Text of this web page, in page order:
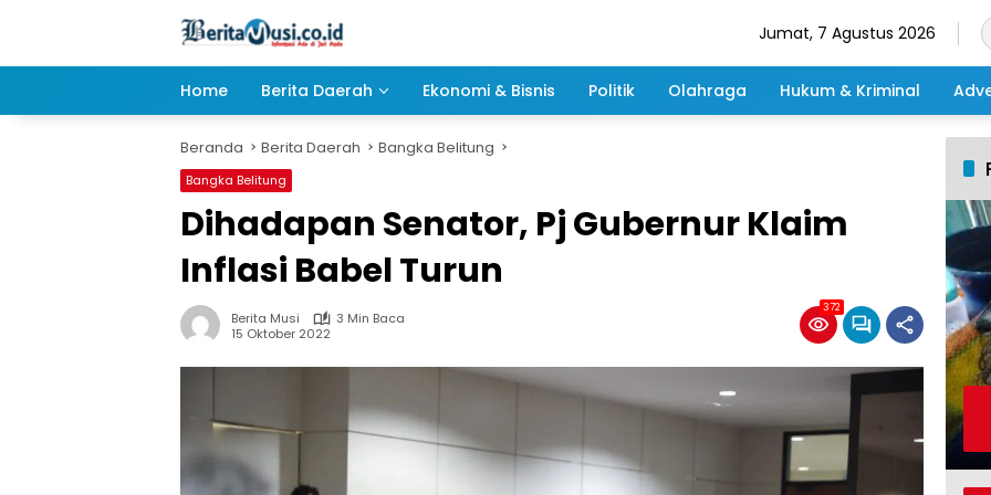
Jumat, 7 Agustus 2026
Home Berita Daerah Ekonomi & Bisnis Politik Olahraga Hukum & Kriminal
Beranda Berita Daerah Bangka Belitung
Bangka Belitung
Dihadapan Senator, Pj Gubernur Klaim
Inflasi Babel Turun
Berita Musi
3 Min Baca
15 Oktober 2022
372